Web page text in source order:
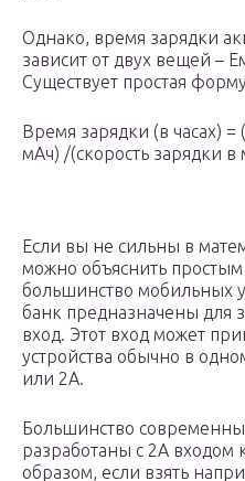
Однако, время зарядки
зависит от двух вещей –
Существует простая
Время зарядки (в часах)
мАч) /(скорость зарядки в
Если вы не сильны в
можно объяснить
большинство мобильных
банк предназначены для
вход. Этот вход может
устройства обычно в
или 2A.
Большинство
разработаны с 2A входом
образом, если взять